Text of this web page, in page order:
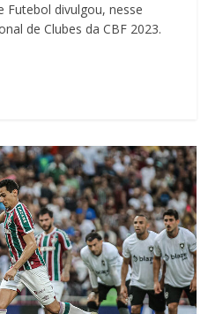
Futebol divulgou, nesse
de Clubes da CBF 2023.